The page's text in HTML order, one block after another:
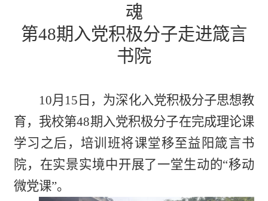
魂
第48期入党积极分子走进箴言
书院
10月15日， 为深化入党积极分子思想教
育，我校第48期入党积极分子在完成理论课
学习之后，培训班将课堂移至益阳箴言书
院，在实景实境中开展了一堂生动的“移动
微党课”。